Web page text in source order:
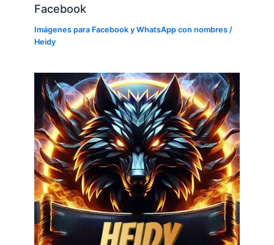
Facebook
Imágenes para Facebook y WhatsApp con nombres /
Heidy